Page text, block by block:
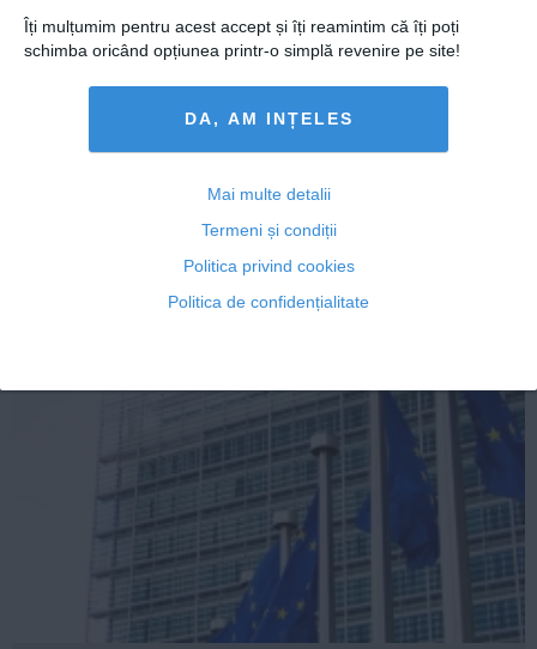
Îți mulțumim pentru acest accept și îți reamintim că îți poți
schimba oricând opțiunea printr-o simplă revenire pe site!
DA, AM INȚELES
Mai multe detalii
Termeni și condiții
Politica privind cookies
Politica de confidențialitate